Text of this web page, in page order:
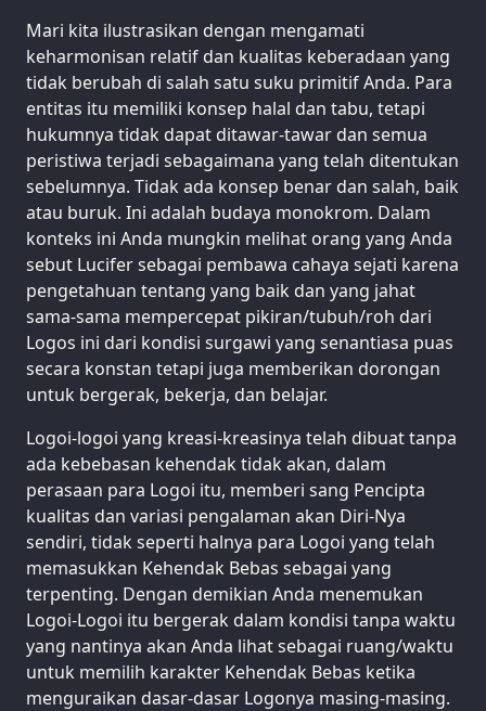
Mari kita ilustrasikan dengan mengamati
keharmonisan relatif dan kualitas keberadaan yang
tidak berubah di salah satu suku primitif Anda. Para
entitas itu memiliki konsep halal dan tabu, tetapi
hukumnya tidak dapat ditawar-tawar dan semua
peristiwa terjadi sebagaimana yang telah ditentukan
sebelumnya. Tidak ada konsep benar dan salah, baik
atau buruk. Ini adalah budaya monokrom. Dalam
konteks ini Anda mungkin melihat orang yang Anda
sebut Lucifer sebagai pembawa cahaya sejati karena
pengetahuan tentang yang baik dan yang jahat
sama-sama mempercepat pikiran/tubuh/roh dari
Logos ini dari kondisi surgawi yang senantiasa puas
secara konstan tetapi juga memberikan dorongan
untuk bergerak, bekerja, dan belajar.
Logoi-logoi yang kreasi-kreasinya telah dibuat tanpa
ada kebebasan kehendak tidak akan, dalam
perasaan para Logoi itu, memberi sang Pencipta
kualitas dan variasi pengalaman akan Diri-Nya
sendiri, tidak seperti halnya para Logoi yang telah
memasukkan Kehendak Bebas sebagai yang
terpenting. Dengan demikian Anda menemukan
Logoi-Logoi itu bergerak dalam kondisi tanpa waktu
yang nantinya akan Anda lihat sebagai ruang/waktu
untuk memilih karakter Kehendak Bebas ketika
menguraikan dasar-dasar Logonya masing-masing.